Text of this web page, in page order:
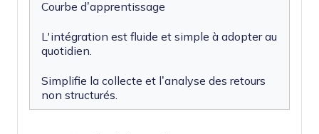
Courbe d’apprentissage
L'intégration est fluide et simple à adopter au
quotidien.
Simplifie la collecte et l’analyse des retours
non structurés.